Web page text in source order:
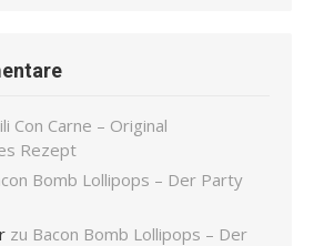
Con Carne – Original
Rezept
Bomb Lollipops – Der Party
zu Bacon Bomb Lollipops – Der